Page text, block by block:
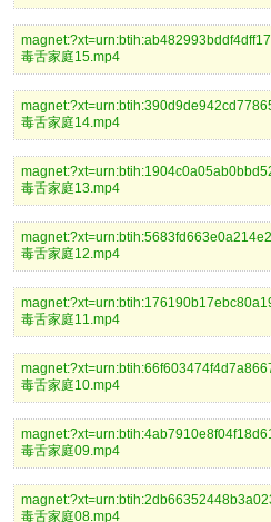
毒舌家庭15.mp4
毒舌家庭14.mp4
毒舌家庭13.mp4
毒舌家庭12.mp4
毒舌家庭11.mp4
毒舌家庭10.mp4
毒舌家庭09.mp4
毒舌家庭08.mp4